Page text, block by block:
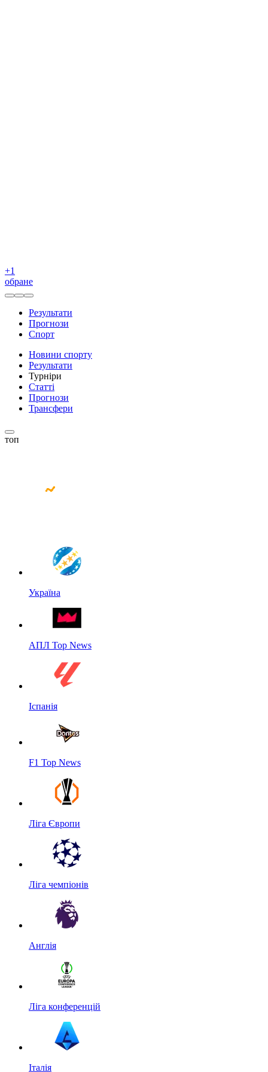
+1
обране
Результати
Прогнози
Спорт
Новини спорту
Результати
Турніри
Статті
Прогнози
Трансфери
топ
Україна
АПЛ Top News
Іспанія
F1 Top News
Ліга Європи
Ліга чемпіонів
Англія
Ліга конференцій
Італія